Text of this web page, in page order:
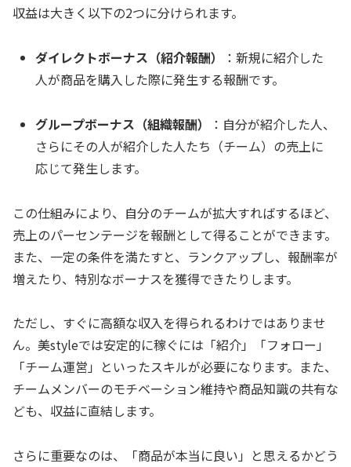
収益は大きく以下の2つに分けられます。
ダイレクトボーナス（紹介報酬）
：新規に紹介した
人が商品を購入した際に発生する報酬です。
グループボーナス（組織報酬）
：自分が紹介した人、
さらにその人が紹介した人たち（チーム）の売上に
応じて発生します。
この仕組みにより、自分のチームが拡大すればするほど、
売上のパーセンテージを報酬として得ることができます。
また、一定の条件を満たすと、ランクアップし、報酬率が
増えたり、特別なボーナスを獲得できたりします。
ただし、すぐに高額な収入を得られるわけではありませ
ん。美styleでは安定的に稼ぐには「紹介」「フォロー」
「チーム運営」といったスキルが必要になります。また、
チームメンバーのモチベーション維持や商品知識の共有な
ども、収益に直結します。
さらに重要なのは、「商品が本当に良い」と思えるかどう